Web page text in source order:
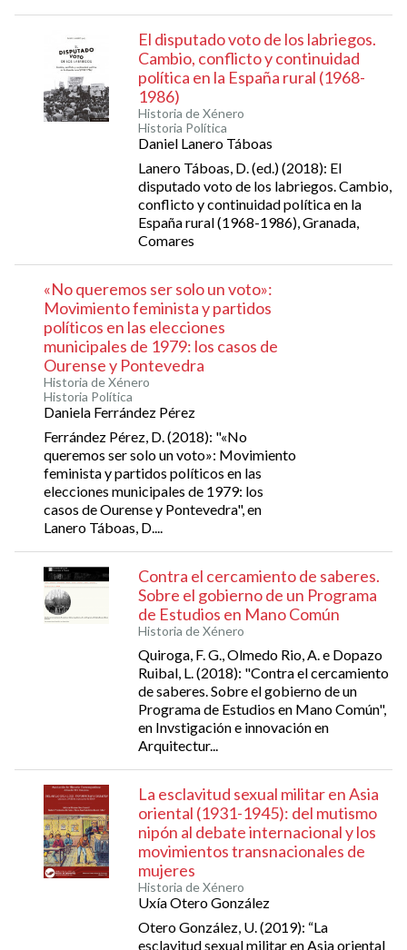
El disputado voto de los labriegos.
Cambio, conflicto y continuidad
política en la España rural (1968-
1986)
Historia de Xénero
Historia Política
Daniel Lanero Táboas
Lanero Táboas, D. (ed.) (2018): El
disputado voto de los labriegos. Cambio,
conflicto y continuidad política en la
España rural (1968-1986), Granada,
Comares
«No queremos ser solo un voto»:
Movimiento feminista y partidos
políticos en las elecciones
municipales de 1979: los casos de
Ourense y Pontevedra
Historia de Xénero
Historia Política
Daniela Ferrández Pérez
Ferrández Pérez, D. (2018): "«No
queremos ser solo un voto»: Movimiento
feminista y partidos políticos en las
elecciones municipales de 1979: los
casos de Ourense y Pontevedra", en
Lanero Táboas, D....
Contra el cercamiento de saberes.
Sobre el gobierno de un Programa
de Estudios en Mano Común
Historia de Xénero
Quiroga, F. G., Olmedo Rio, A. e Dopazo
Ruibal, L. (2018): "Contra el cercamiento
de saberes. Sobre el gobierno de un
Programa de Estudios en Mano Común",
en Invstigación e innovación en
Arquitectur...
La esclavitud sexual militar en Asia
oriental (1931-1945): del mutismo
nipón al debate internacional y los
movimientos transnacionales de
mujeres
Historia de Xénero
Uxía Otero González
Otero González, U. (2019): “La
esclavitud sexual militar en Asia oriental